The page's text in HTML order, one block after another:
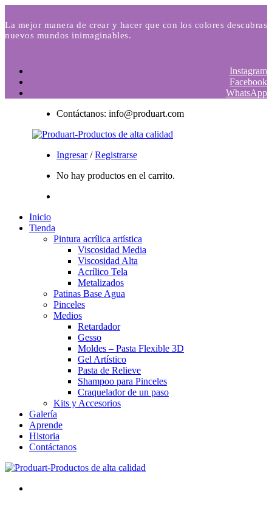
La mejor manera de crear y hacer que con los colores descubras
nuevos mundos inimaginables.
Instagram
Facebook
WhatsApp
Contáctanos: info@produart.com
Ingresar /Registrarse
No hay productos en el carrito.
Inicio
Tienda
Pintura acrílica artística
Viscosidad Media
Viscosidad Alta
Acrílico Tela
Metalizados
Patinas Base Agua
Pinceles
Medios
Retardador
Gesso
Moldes – Pasta Flexible 3D
Gel Artístico
Pasta de Relieve
Shampoo para Pinceles
Craquelador de un paso
Kits y Accesorios
Galería
Aprende
Historia
Contáctanos